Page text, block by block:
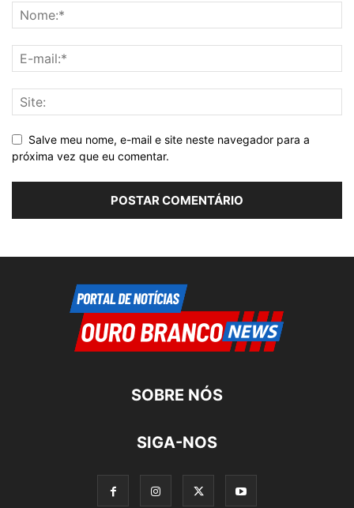
Salve meu nome, e-mail e site neste navegador para a
próxima vez que eu comentar.
SOBRE NÓS
SIGA-NOS